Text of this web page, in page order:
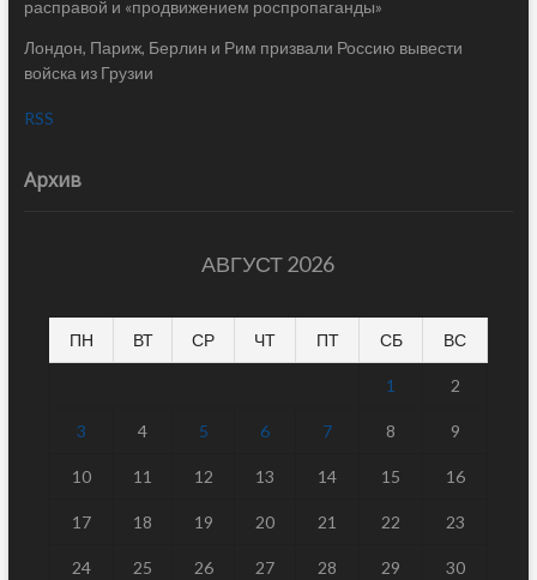
расправой и «продвижением роспропаганды»
Лондон, Париж, Берлин и Рим призвали Россию вывести
войска из Грузии
RSS
Архив
АВГУСТ 2026
ПН ВТ СР ЧТ ПТ СБ ВС
1 2
3 4 5 6 7 8 9
10 11 12 13 14 15 16
17 18 19 20 21 22 23
24 25 26 27 28 29 30